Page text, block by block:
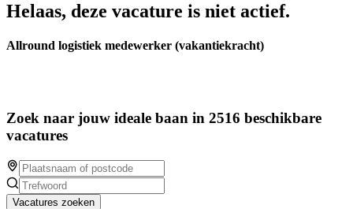
Helaas, deze vacature is niet actief.
Allround logistiek medewerker (vakantiekracht)
Zoek naar jouw ideale baan in 2516 beschikbare
vacatures
Vacatures zoeken